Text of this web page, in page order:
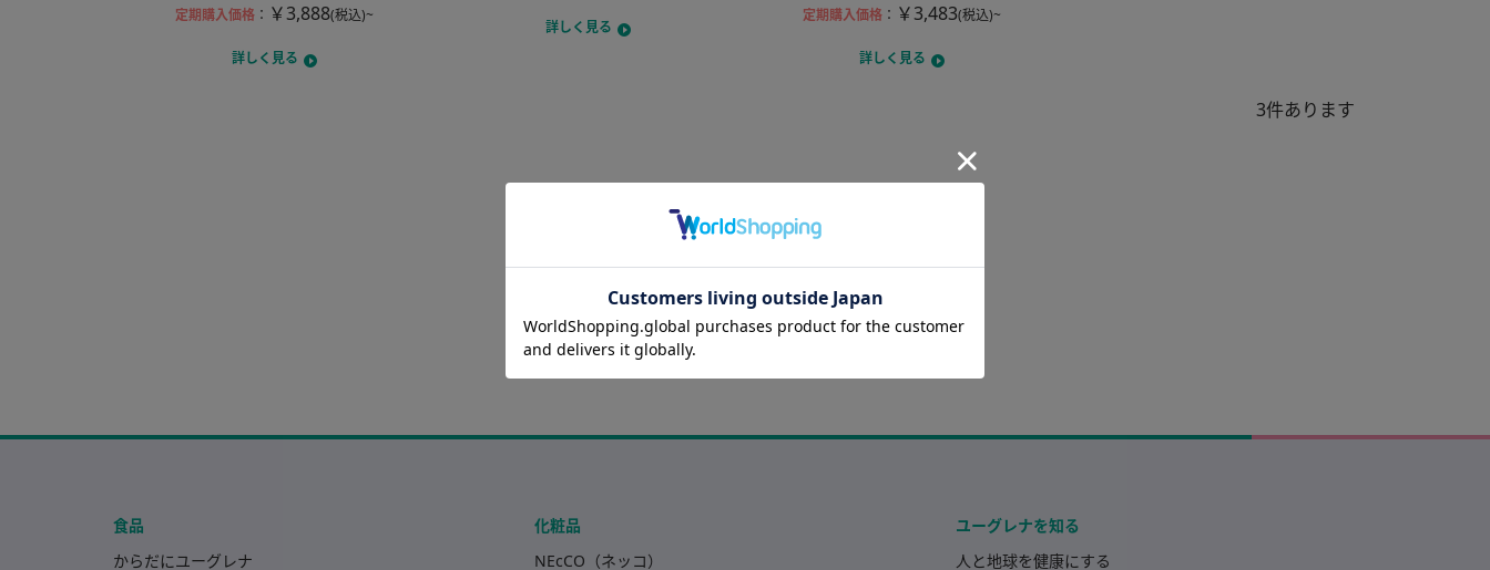
定期購入価格 ： ￥3,888(税込)~
詳しく見る
詳しく見る
定期購入価格 ： ￥3,483(税込)~
詳しく見る
3件あります
ページの先頭へ戻る
食品
からだにユーグレナ
化粧品
NEcCO（ネッコ）
ユーグレナを知る
人と地球を健康にする